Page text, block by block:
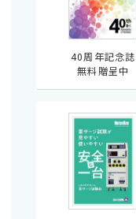
40周年記念誌
無料贈呈中